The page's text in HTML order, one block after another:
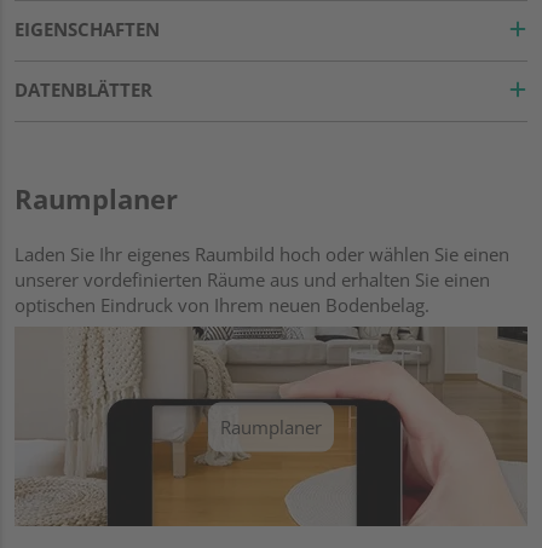
EIGENSCHAFTEN
DATENBLÄTTER
Raumplaner
Laden Sie Ihr eigenes Raumbild hoch oder wählen Sie einen
unserer vordefinierten Räume aus und erhalten Sie einen
optischen Eindruck von Ihrem neuen Bodenbelag.
Raumplaner